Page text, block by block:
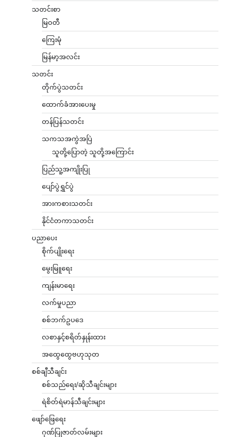
သတင်းစာ
မြဝတီ
ကြေးမုံ
မြန်မာ့အလင်း
သတင်း
တိုက်ပွဲသတင်း
ထောက်ခံအားပေးမှု
တန်ပြန်သတင်း
သကသအကွဲအပြဲ
သူတို့ပြောတဲ့ သူတို့အကြောင်း
ပြည်သူ့အကျိုးပြု
ပျော်ပွဲရွှင်ပွဲ
အားကစားသတင်း
နိုင်ငံတကာသတင်း
ပညာပေး
စိုက်ပျိုးရေး
မွေးမြူရေး
ကျန်းမာရေး
လက်မှုပညာ
စစ်ဘက်ဥပဒေ
လစာနှင့်စရိတ်နှုန်းထား
အထွေထွေဗဟုသုတ
စစ်ချီသီချင်း
စစ်သည်ရေး/ဆိုသီချင်းများ
ရဲစိတ်ရဲမာန်သီချင်းများ
ဖျော်ဖြေရေး
ဂုဏ်ပြုဇာတ်လမ်းများ